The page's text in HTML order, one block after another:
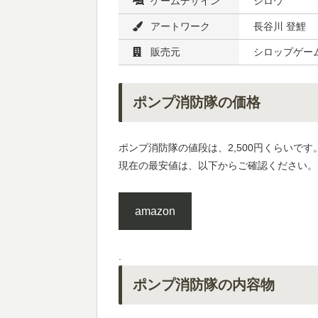
アートワーク 長谷川 登鯉
販売元 シロップゲー
ポンプ消防隊の価格
ポンプ消防隊の値段は、2,500円くらいです
現在の最安値は、以下からご確認ください。
amazon
.
ポンプ消防隊の内容物